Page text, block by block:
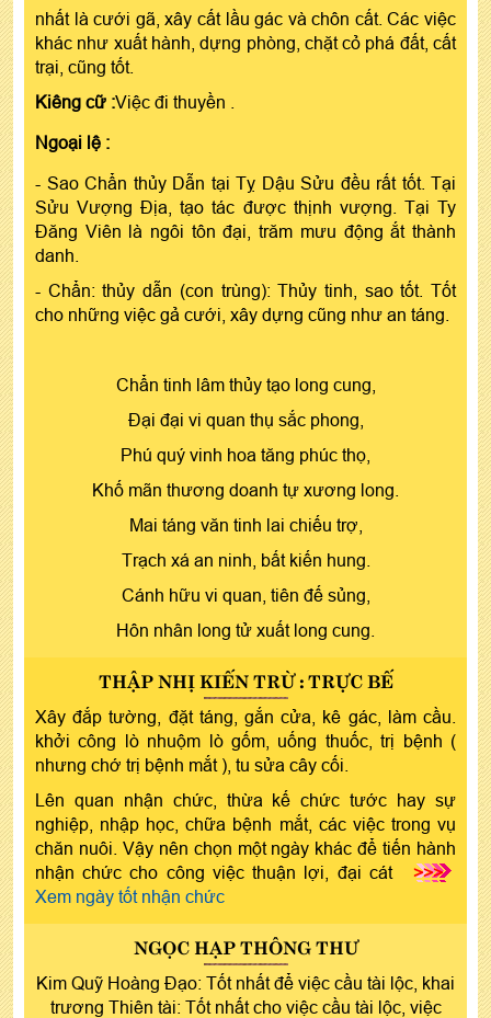
nhất là cưới gã, xây cất lầu gác và chôn cất. Các việc
khác như xuất hành, dựng phòng, chặt cỏ phá đất, cất
trại, cũng tốt.
Kiêng cữ :Việc đi thuyền .
Ngoại lệ :
- Sao Chẩn thủy Dẫn tại Tỵ Dậu Sửu đều rất tốt. Tại
Sửu Vượng Địa, tạo tác được thịnh vượng. Tại Ty
Đăng Viên là ngôi tôn đại, trăm mưu động ắt thành
danh.
- Chẩn: thủy dẫn (con trùng): Thủy tinh, sao tốt. Tốt
cho những việc gả cưới, xây dựng cũng như an táng.
Chẩn tinh lâm thủy tạo long cung,
Đại đại vi quan thụ sắc phong,
Phú quý vinh hoa tăng phúc thọ,
Khố mãn thương doanh tự xương long.
Mai táng văn tinh lai chiếu trợ,
Trạch xá an ninh, bất kiến hung.
Cánh hữu vi quan, tiên đế sủng,
Hôn nhân long tử xuất long cung.
THẬP NHỊ KIẾN TRỪ : TRỰC BẾ
Xây đắp tường, đặt táng, gắn cửa, kê gác, làm cầu.
khởi công lò nhuộm lò gốm, uống thuốc, trị bệnh (
nhưng chớ trị bệnh mắt ), tu sửa cây cối.
Lên quan nhận chức, thừa kế chức tước hay sự
nghiệp, nhập học, chữa bệnh mắt, các việc trong vụ
chăn nuôi. Vậy nên chọn một ngày khác để tiến hành
nhận chức cho công việc thuận lợi, đại cát
>>>
Xem ngày tốt nhận chức
NGỌC HẠP THÔNG THƯ
Kim Quỹ Hoàng Đạo: Tốt nhất để việc cầu tài lộc, khai
trương Thiên tài: Tốt nhất cho việc cầu tài lộc, việc